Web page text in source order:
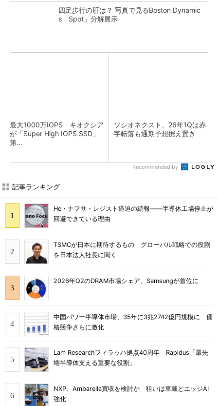
四足歩行の肝は？ 写真で見るBoston Dynamic
s「Spot」分解展示
最大1000万IOPS キオクシア
が「Super High IOPS SSD」
第...
ソシオネクスト、26年1Qは赤
字転落も通期予想据え置き
Recommended by
記事ランキング
He・ナフサ・レジスト逼迫の続報――半導体工場停止が
回避できている理由
TSMCが日本に期待するもの グローバル戦略での役割
を日本法人社長に聞く
2026年Q2のDRAM市場シェア、Samsungが首位に
中国パワー半導体市場、35年に3兆2742億円規模に 価
格競争さらに激化
Lam Researchフィラッハ拠点40周年 Rapidus「最先
端半導体支える重要な役割」
NXP、Ambarella買収を検討か 狙いは車載とエッジAI
強化